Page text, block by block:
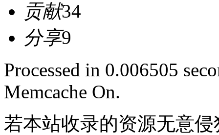
贡献34
分享9
Processed in 0.006505
Memcache On.
若本站收录的资源无意